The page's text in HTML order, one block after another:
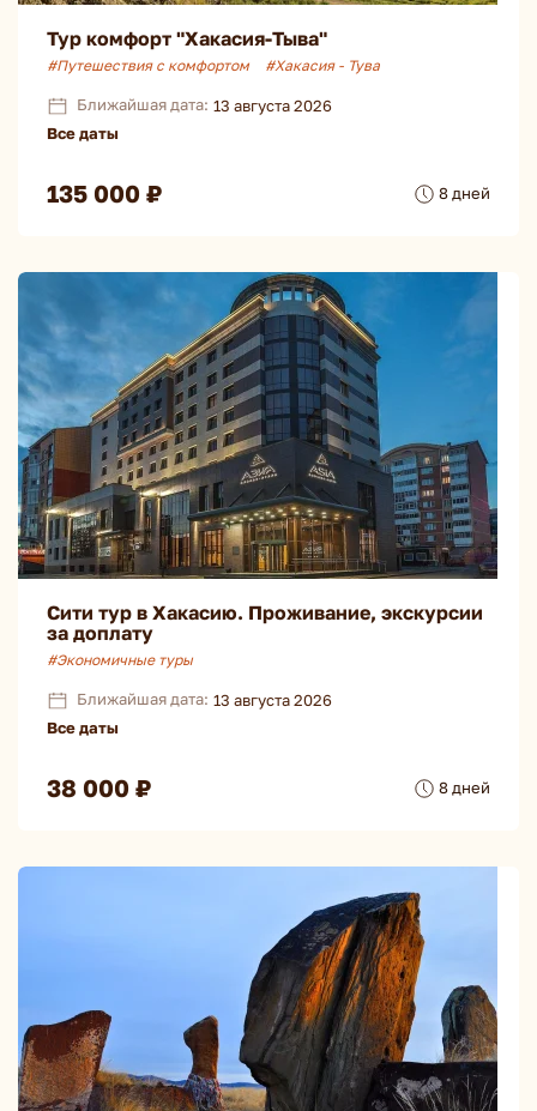
Тур комфорт "Хакасия-Тыва"
#Путешествия с комфортом #Хакасия - Тува
Ближайшая дата: 13 августа 2026
Все даты
135 000 ₽ 8 дней
Сити тур в Хакасию. Проживание, экскурсии
за доплату
#Экономичные туры
Ближайшая дата: 13 августа 2026
Все даты
38 000 ₽ 8 дней